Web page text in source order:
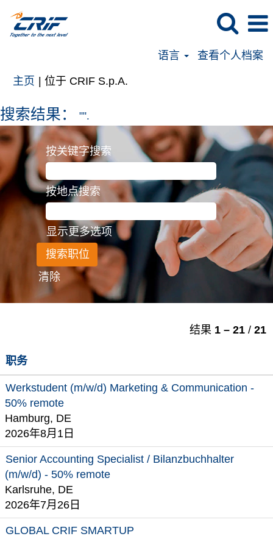
语言 查看个人档案
主页 位于 CRIF S.p.A.
面）
搜索结果： "".
按关键字搜索
按地点搜索
显示更多选项
清除
结果 1 – 21 / 21
职务
Werkstudent (m/w/d) Marketing & Communication -
50% remote
Hamburg, DE
2026年8月1日
Senior Accounting Specialist / Bilanzbuchhalter
(m/w/d) - 50% remote
Karlsruhe, DE
2026年7月26日
GLOBAL CRIF SMARTUP